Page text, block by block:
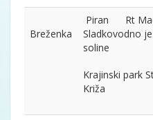
Breženka
Piran Rt
Sladkovodno
soline
Krajinski park
Križa